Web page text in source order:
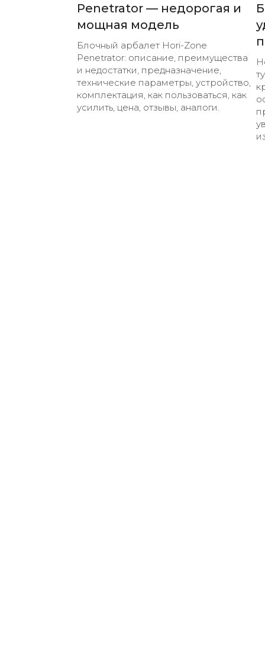
Penetrator — недорогая и
мощная модель
Блочный арбалет Hori-Zone
Penetrator: описание, преимущества
и недостатки, предназначение,
технические параметры, устройство,
комплектация, как пользоваться, как
усилить, цена, отзывы, аналоги.